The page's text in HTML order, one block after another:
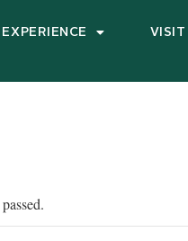
EXPERIENCE VISIT